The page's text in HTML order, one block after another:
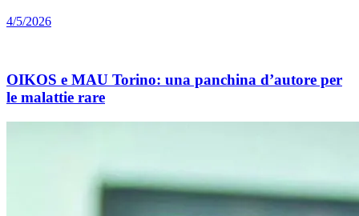
4/5/2026
OIKOS e MAU Torino: una panchina d’autore per
le malattie rare